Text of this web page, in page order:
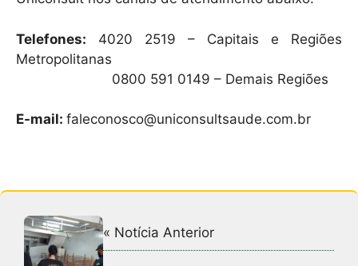
Telefones: 4020 2519 – Capitais e Regiões
Metropolitanas
0800 591 0149 – Demais Regiões
E-mail: faleconosco@uniconsultsaude.com.br
« Notícia Anterior